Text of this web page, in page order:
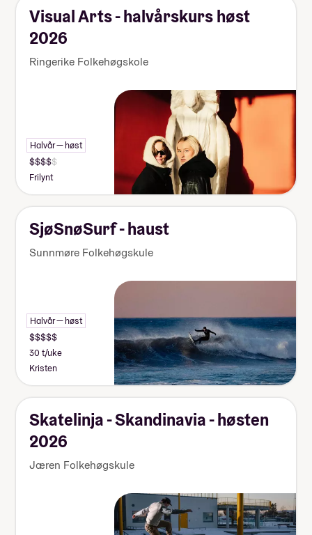
Visual Arts - halvårskurs høst
2026
Ringerike Folkehøgskole
Halvår — høst
Frilynt
SjøSnøSurf - haust
Sunnmøre Folkehøgskule
Halvår — høst
30 t/uke
Kristen
Skatelinja - Skandinavia - høsten
2026
Jæren Folkehøgskule